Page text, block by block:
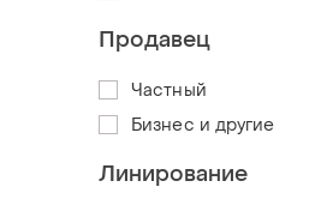
Продавец
Частный
Бизнес и другие
Линирование